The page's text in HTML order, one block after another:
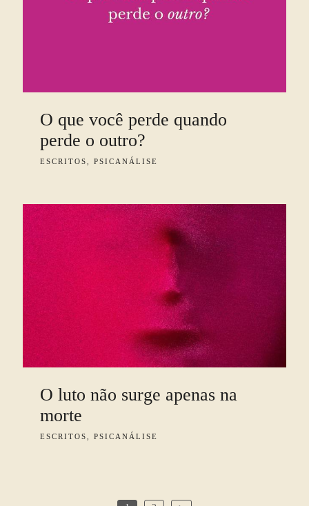
O que você perde quando
perde o outro?
ESCRITOS, PSICANÁLISE
O luto não surge apenas na
morte
ESCRITOS, PSICANÁLISE